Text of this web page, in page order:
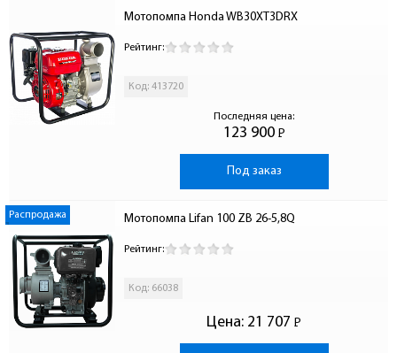
Мотопомпа Honda WB30XT3DRX
Рейтинг:
Код: 413720
Последняя цена:
123 900 Р
-
Под заказ
Распродажа Мотопомпа Lifan 100 ZB 26-5,8Q
Рейтинг:
Код: 66038
Цена: 21 707 Р
-